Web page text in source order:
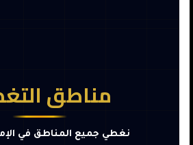
مناطق
نغطي جميع المناطق في